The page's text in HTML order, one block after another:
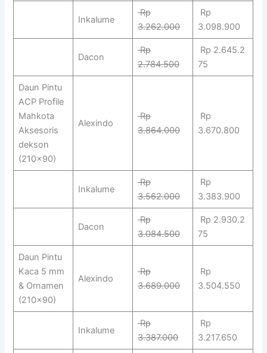
Inkalume
Rp
3.262.000
Rp
3.098.900
Dacon
Rp
2.784.500
Rp 2.645.2
75
Daun Pintu
ACP Profile
Mahkota
Aksesoris
dekson
(210×90)
Alexindo
Rp
3.864.000
Rp
3.670.800
Inkalume
Rp
3.562.000
Rp
3.383.900
Dacon
Rp
3.084.500
Rp 2.930.2
75
Daun Pintu
Kaca 5 mm
& Ornamen
(210×90)
Alexindo
Rp
3.689.000
Rp
3.504.550
Inkalume
Rp
3.387.000
Rp
3.217.650